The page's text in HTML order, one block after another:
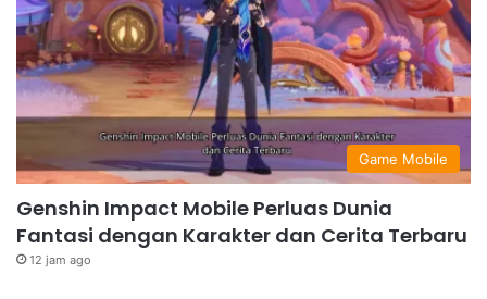
Game Mobile
Genshin Impact Mobile Perluas Dunia
Fantasi dengan Karakter dan Cerita Terbaru
12 jam ago